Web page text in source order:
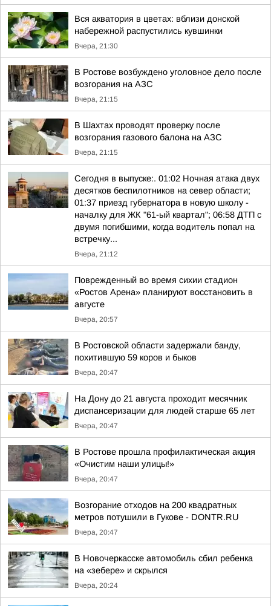
Вся акватория в цветах: вблизи донской
набережной распустились кувшинки
Вчера, 21:30
В Ростове возбуждено уголовное дело после
возгорания на АЗС
Вчера, 21:15
В Шахтах проводят проверку после
возгорания газового балона на АЗС
Вчера, 21:15
Сегодня в выпуске:. 01:02 Ночная атака двух
десятков беспилотников на север области;
01:37 приезд губернатора в новую школу -
началку для ЖК "61-ый квартал"; 06:58 ДТП с
двумя погибшими, когда водитель попал на
встречку...
Вчера, 21:12
Поврежденный во время сихии стадион
«Ростов Арена» планируют восстановить в
августе
Вчера, 20:57
В Ростовской области задержали банду,
похитившую 59 коров и быков
Вчера, 20:47
На Дону до 21 августа проходит месячник
диспансеризации для людей старше 65 лет
Вчера, 20:47
В Ростове прошла профилактическая акция
«Очистим наши улицы!»
Вчера, 20:47
Возгорание отходов на 200 квадратных
метров потушили в Гукове - DONTR.RU
Вчера, 20:47
В Новочеркасске автомобиль сбил ребенка
на «зебере» и скрылся
Вчера, 20:24